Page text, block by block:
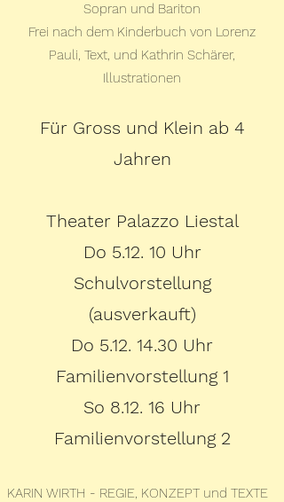
Sopran und Bariton
Frei nach dem Kinderbuch von Lorenz
Pauli, Text, und Kathrin Schärer,
Illustrationen
Für Gross und Klein ab 4
Jahren
Theater Palazzo Liestal
Do 5.12. 10 Uhr
Schulvorstellung
(ausverkauft)
Do 5.12. 14.30 Uhr
Familienvorstellung 1
So 8.12. 16 Uhr
Familienvorstellung 2
KARIN WIRTH - REGIE, KONZEPT und TEXTE